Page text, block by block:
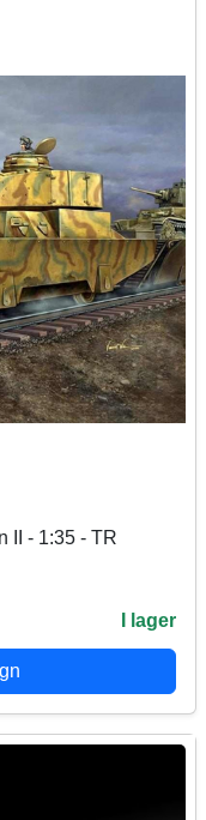
II - 1:35 - TR
I lager